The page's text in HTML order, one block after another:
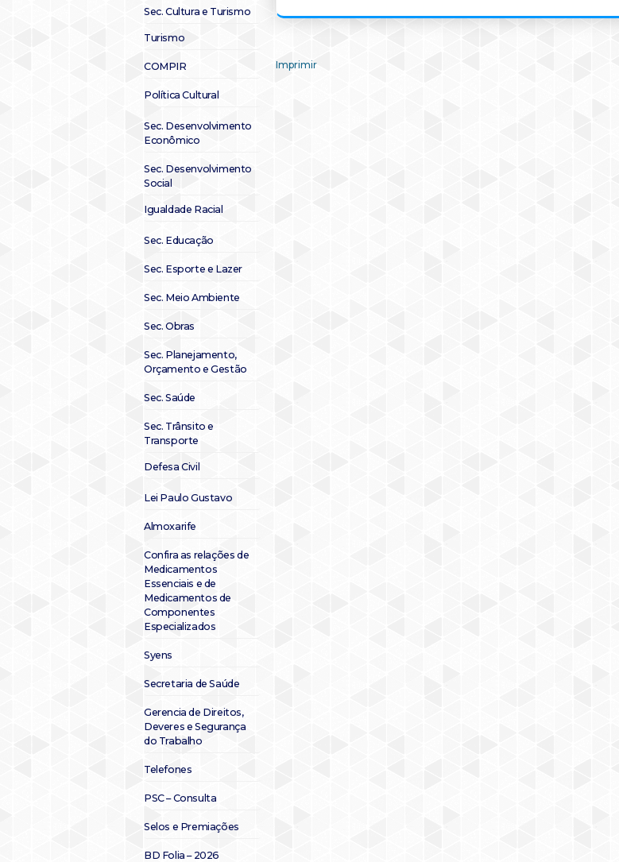
Sec. Cultura e Turismo
Turismo
COMPIR
Política Cultural
Sec. Desenvolvimento
Econômico
Sec. Desenvolvimento
Social
Igualdade Racial
Sec. Educação
Sec. Esporte e Lazer
Sec. Meio Ambiente
Sec. Obras
Sec. Planejamento,
Orçamento e Gestão
Sec. Saúde
Sec. Trânsito e
Transporte
Defesa Civil
Lei Paulo Gustavo
Almoxarife
Confira as relações de
Medicamentos
Essenciais e de
Medicamentos de
Componentes
Especializados
Syens
Secretaria de Saúde
Gerencia de Direitos,
Deveres e Segurança
do Trabalho
Telefones
PSC – Consulta
Selos e Premiações
BD Folia – 2026
Imprimir